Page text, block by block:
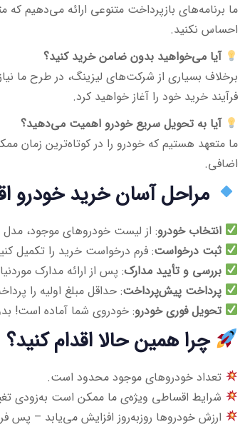
ما برنامه‌های بازپرداخت متنوعی ارائه می‌دهیم
احساس نکنید.
آیا می‌خواهید بدون ضامن خرید کنید؟
برخلاف بسیاری از شرکت‌های لیزینگ، در طرح ما
فرآیند خرید خود را آغاز خواهید کرد.
آیا به تحویل سریع خودرو اهمیت می‌دهید؟
ما متعهد هستیم که خودرو را در کوتاه‌ترین زمان
اضافی.
مراحل آسان خرید خودرو
انتخاب خودرو: از لیست خودروهای موجود، مدل
ثبت درخواست: فرم درخواست خرید را تکمیل
بررسی و تأیید مدارک: پس از ارائه مدارک
پرداخت پیش‌پرداخت: حداقل مبلغ اولیه را
تحویل فوری خودرو: خودروی شما آماده است!
چرا همین حالا اقدام کنید؟
تعداد خودروهای موجود محدود است.
شرایط اقساطی ویژه‌ی ما ممکن است به‌زودی
ارزش خودروها روزبه‌روز افزایش می‌یابد – پس